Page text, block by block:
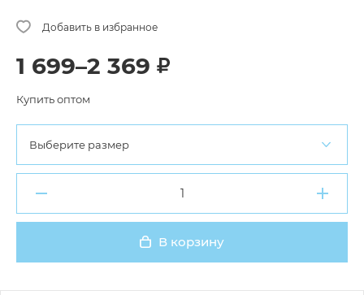
1 699–2 369
Купить оптом
Выберите размер
В корзину